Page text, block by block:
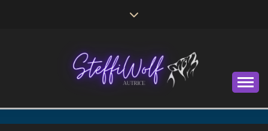
STEFFI WOLF